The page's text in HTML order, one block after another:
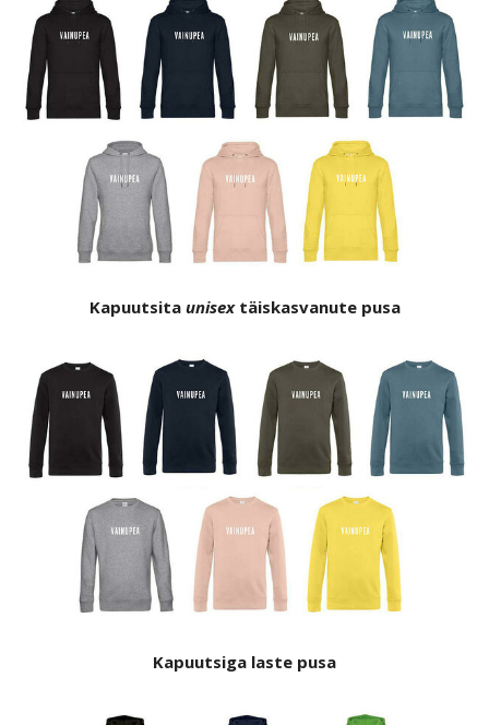
Kapuutsita unisextäiskasvanute pusa
Kapuutsiga laste pusa